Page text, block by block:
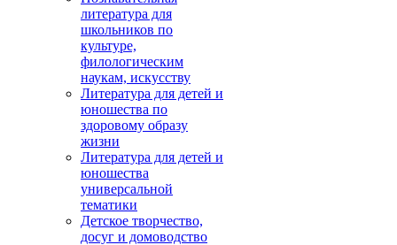
литература для
школьников по
культуре,
филологическим
наукам, искусству
Литература для детей и
юношества по
здоровому образу
жизни
Литература для детей и
юношества
универсальной
тематики
Детское творчество,
досуг и домоводство